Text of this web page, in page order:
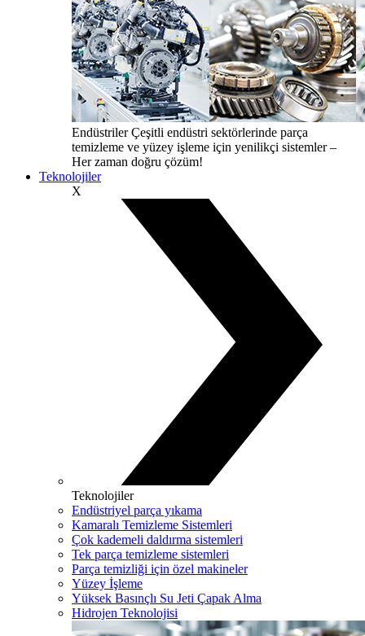
EndüstrilerÇeşitli endüstri sektörlerinde parça
temizleme ve yüzey işleme için yenilikçi sistemler –
Her zaman doğru çözüm!
Teknolojiler
X
Teknolojiler
Endüstriyel parça yıkama
Kamaralı Temizleme Sistemleri
Çok kademeli daldırma sistemleri
Tek parça temizleme sistemleri
Parça temizliği için özel makineler
Yüzey İşleme
Yüksek Basınçlı Su Jeti Çapak Alma
Hidrojen Teknolojisi